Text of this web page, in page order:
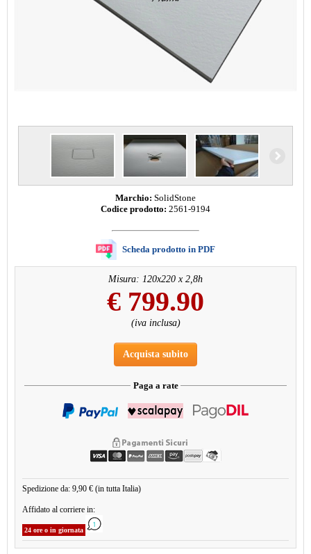
Marchio: SolidStone
Codice prodotto: 2561-9194
Scheda prodotto in PDF
Misura: 120x220 x 2,8h
€ 799.90
(iva inclusa)
Acquista subito
Paga a rate
Spedizione da: 9,90 € (in tutta Italia)
Affidato al corriere in:
24 ore o in giornata